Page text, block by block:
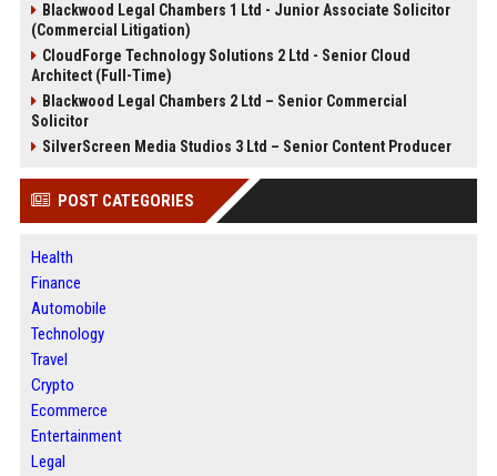
Blackwood Legal Chambers 1 Ltd - Junior Associate Solicitor
(Commercial Litigation)
CloudForge Technology Solutions 2 Ltd - Senior Cloud
Architect (Full-Time)
Blackwood Legal Chambers 2 Ltd – Senior Commercial
Solicitor
SilverScreen Media Studios 3 Ltd – Senior Content Producer
POST CATEGORIES
Health
Finance
Automobile
Technology
Travel
Crypto
Ecommerce
Entertainment
Legal